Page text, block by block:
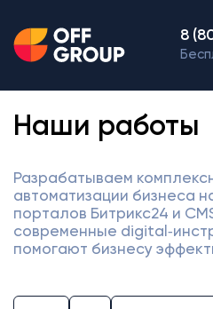
8
Наши работы
Разрабатываем
автоматизации бизнеса
порталов Битрикс24 и
современные
помогают бизнесу